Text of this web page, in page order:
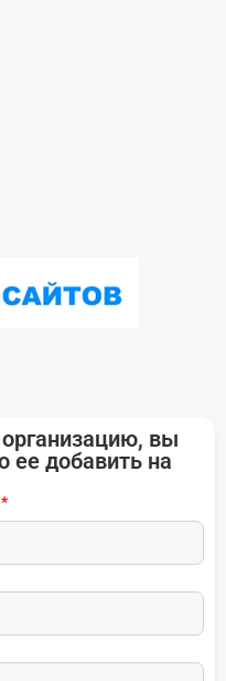
вы
ее добавить на
*